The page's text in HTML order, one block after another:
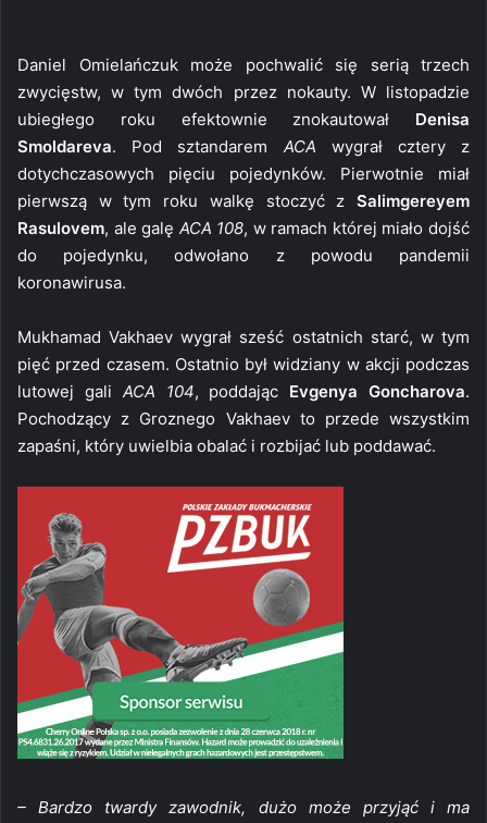
Daniel Omielańczuk może pochwalić się serią trzech
zwycięstw, w tym dwóch przez nokauty. W listopadzie
ubiegłego roku efektownie znokautował Denisa
Smoldareva. Pod sztandarem ACA wygrał cztery z
dotychczasowych pięciu pojedynków. Pierwotnie miał
pierwszą w tym roku walkę stoczyć z Salimgereyem
Rasulovem, ale galę ACA 108, w ramach której miało dojść
do pojedynku, odwołano z powodu pandemii
koronawirusa.
Mukhamad Vakhaev wygrał sześć ostatnich starć, w tym
pięć przed czasem. Ostatnio był widziany w akcji podczas
lutowej gali ACA 104, poddając Evgenya Goncharova.
Pochodzący z Groznego Vakhaev to przede wszystkim
zapaśni, który uwielbia obalać i rozbijać lub poddawać.
– Bardzo twardy zawodnik, dużo może przyjąć i ma